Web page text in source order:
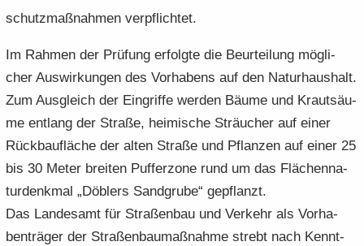
schutz­maß­nah­men ver­pflich­tet.
Im Rah­men der Prü­fung er­folg­te die Be­ur­tei­lung mög­li­
cher Aus­wir­kun­gen des Vor­ha­bens auf den Na­tur­haus­halt.
Zum Aus­gleich der Ein­grif­fe wer­den Bäume und Krautsäu­
me ent­lang der Stra­ße, hei­mi­sche Sträu­cher auf einer
Rück­bau­flä­che der alten Stra­ße und Pflan­zen auf einer 25
bis 30 Meter brei­ten Puf­fer­zo­ne rund um das Flä­chen­na­
tur­denk­mal „Döb­lers Sand­gru­be“ ge­pflanzt.
Das Lan­des­amt für Stra­ßen­bau und Ver­kehr als Vor­ha­
ben­trä­ger der Stra­ßen­bau­maß­nah­me strebt nach Kennt­